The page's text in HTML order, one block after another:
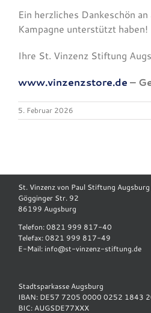
Ein herzliches Dankeschön
Kampagne unterstützt haben!
Ihre St. Vinzenz Stiftung
www.vinzenzstore.de –
5. Februar 2026
St. Vinzenz von Paul Stiftung Augsburg
Gögginger Str. 92
86199 Augsburg
Telefon: 0821 999 817-40
Telefax: 0821 999 817-49
E-Mail: info@st-vinzenz-stiftung.de
Stadtsparkasse Augsburg
IBAN: DE57 7205 0000 0252 1843
BIC: AUGSDE77XXX